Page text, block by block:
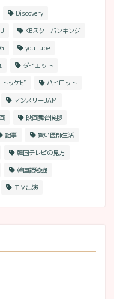
Discovery
KBスターバンキング
youtube
ダイエット
トッケビ パイロット
マンスリーJAM
映画舞台挨拶
記事 賢い医師生活
韓国テレビの見方
韓国語勉強
ＴＶ出演